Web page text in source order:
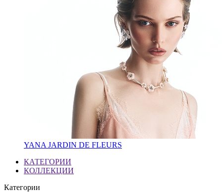
YANA JARDIN DE FLEURS
КАТЕГОРИИ
КОЛЛЕКЦИИ
Категории